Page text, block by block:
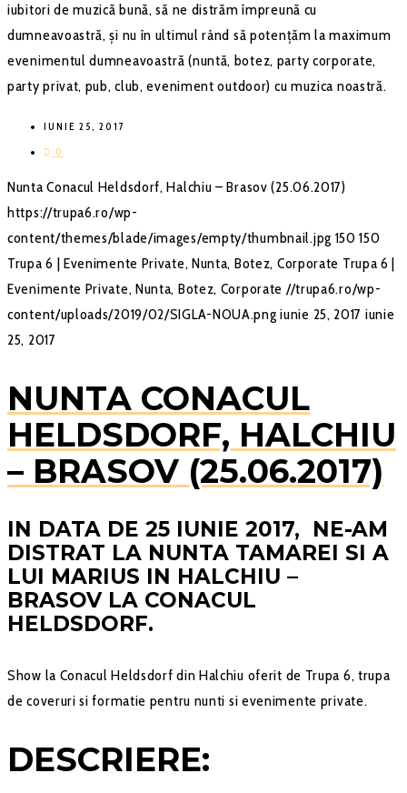
iubitori de muzică bună, să ne distrăm împreună cu
dumneavoastră, și nu în ultimul rând să potențăm la maximum
evenimentul dumneavoastră (nuntă, botez, party corporate,
party privat, pub, club, eveniment outdoor) cu muzica noastră.
IUNIE 25, 2017
0
Nunta Conacul Heldsdorf, Halchiu – Brasov (25.06.2017)
https://trupa6.ro/wp-
content/themes/blade/images/empty/thumbnail.jpg 150 150
Trupa 6 | Evenimente Private, Nunta, Botez, Corporate Trupa 6 |
Evenimente Private, Nunta, Botez, Corporate //trupa6.ro/wp-
content/uploads/2019/02/SIGLA-NOUA.png iunie 25, 2017 iunie
25, 2017
NUNTA CONACUL
HELDSDORF, HALCHIU
– BRASOV (25.06.2017)
IN DATA DE 25 IUNIE 2017, NE-AM
DISTRAT LA NUNTA TAMAREI SI A
LUI MARIUS IN HALCHIU –
BRASOV LA CONACUL
HELDSDORF.
Show la Conacul Heldsdorf din Halchiu oferit de Trupa 6, trupa
de coveruri si formatie pentru nunti si evenimente private.
DESCRIERE: